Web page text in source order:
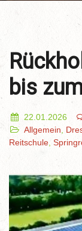
bis
22.01.2026
Allgemein
Reitschule